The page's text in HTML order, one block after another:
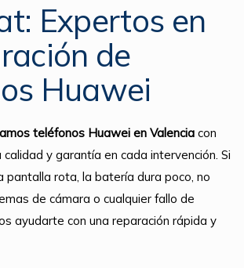
Expertos en
de
Huawei
teléfonos Huawei en Valencia con
y garantía en cada intervención. Si
pantalla rota, la batería dura poco, no
de cámara o cualquier fallo de
ayudarte con una reparación rápida y